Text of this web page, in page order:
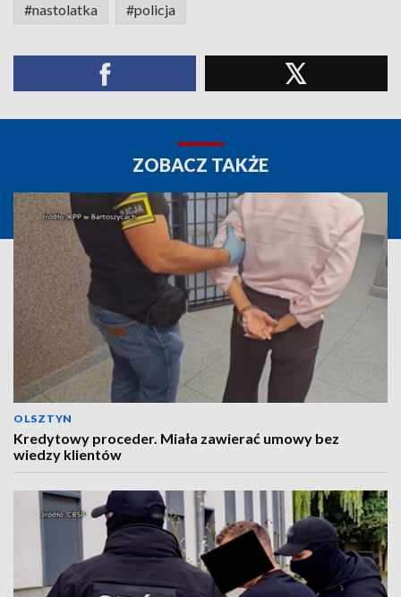
#nastolatka #policja
ZOBACZ TAKŻE
OLSZTYN
Kredytowy proceder. Miała zawierać umowy bez
wiedzy klientów